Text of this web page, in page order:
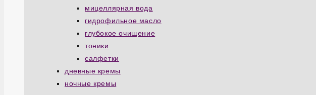
мицеллярная вода
гидрофильное масло
глубокое очищение
тоники
салфетки
дневные кремы
ночные кремы